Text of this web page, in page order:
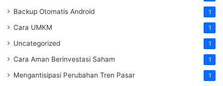
Backup Otomatis Android 1
Cara UMKM 1
Uncategorized 1
Cara Aman Berinvestasi Saham 1
Mengantisipasi Perubahan Tren Pasar 1